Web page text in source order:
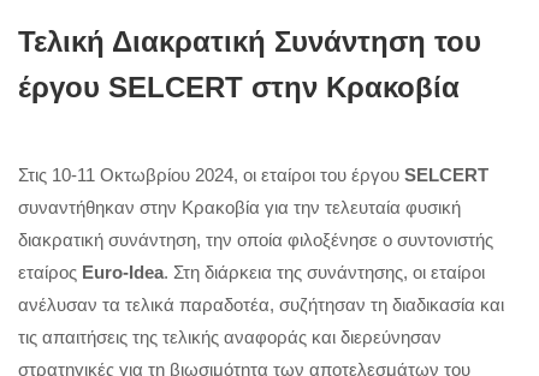
Τελική Διακρατική Συνάντηση του
έργου SELCERT στην Κρακοβία
Στις 10-11 Οκτωβρίου 2024, οι εταίροι του έργου SELCERT
συναντήθηκαν στην Κρακοβία για την τελευταία φυσική
διακρατική συνάντηση, την οποία φιλοξένησε ο συντονιστής
εταίρος Euro-Idea. Στη διάρκεια της συνάντησης, οι εταίροι
ανέλυσαν τα τελικά παραδοτέα, συζήτησαν τη διαδικασία και
τις απαιτήσεις της τελικής αναφοράς και διερεύνησαν
στρατηγικές για τη βιωσιμότητα των αποτελεσμάτων του